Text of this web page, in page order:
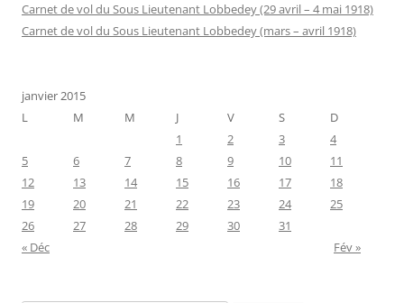
Carnet de vol du Sous Lieutenant Lobbedey (29 avril – 4 mai 1918)
Carnet de vol du Sous Lieutenant Lobbedey (mars – avril 1918)
janvier 2015
L
M M J V S
D
1
2 3
4
5
6 7 8 9 10
11
12
13 14 15 16 17
18
19
20 21 22 23 24
25
26
27 28 29 30
31
« Déc
Fév »